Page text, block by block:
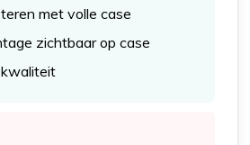
met volle case
zichtbaar op case